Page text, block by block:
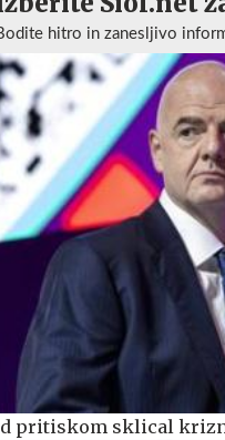
hitro in zanesljivo
pritiskom sklical